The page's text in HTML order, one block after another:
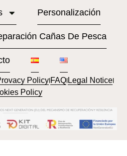
Personalización
Cañas De Pesca
PolicylFAQlLegal Noticel
Policy